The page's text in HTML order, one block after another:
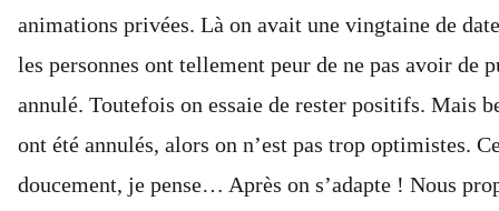
animations privées. Là on avait une vingtaine de
les personnes ont tellement peur de ne pas avoir de
annulé. Toutefois on essaie de rester positifs. Mais
ont été annulés, alors on n’est pas trop optimistes.
doucement, je pense… Après on s’adapte ! Nous